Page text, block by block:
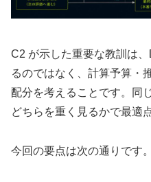
C2 が示した重要な教訓は、
るのではなく、計算予算・
配分を考えることです。同
どちらを重く見るかで最適
今回の要点は次の通りです。